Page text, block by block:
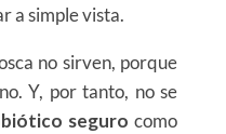
a simple vista.
no sirven, porque
Y, por tanto, no se
seguro como